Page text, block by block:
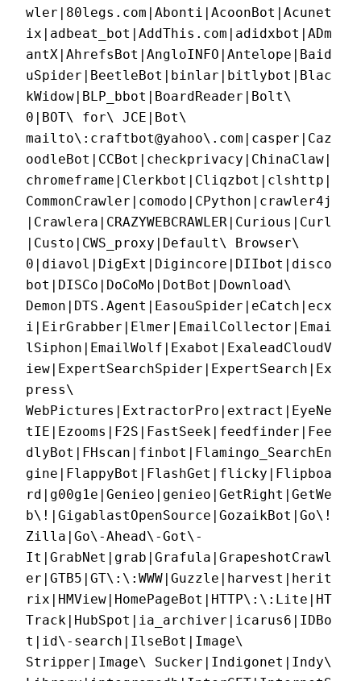
wler|80legs.com|Abonti|AcoonBot|Acunet
ix|adbeat_bot|AddThis.com|adidxbot|ADm
antX|AhrefsBot|AngloINFO|Antelope|Baid
uSpider|BeetleBot|binlar|bitlybot|Blac
kWidow|BLP_bbot|BoardReader|Bolt\
0|BOT\ for\ JCE|Bot\
mailto\:craftbot@yahoo\.com|casper|Caz
oodleBot|CCBot|checkprivacy|ChinaClaw|
chromeframe|Clerkbot|Cliqzbot|clshttp|
CommonCrawler|comodo|CPython|crawler4j
|Crawlera|CRAZYWEBCRAWLER|Curious|Curl
|Custo|CWS_proxy|Default\ Browser\
0|diavol|DigExt|Digincore|DIIbot|disco
bot|DISCo|DoCoMo|DotBot|Download\
Demon|DTS.Agent|EasouSpider|eCatch|ecx
i|EirGrabber|Elmer|EmailCollector|Emai
lSiphon|EmailWolf|Exabot|ExaleadCloudV
iew|ExpertSearchSpider|ExpertSearch|Ex
press\
WebPictures|ExtractorPro|extract|EyeNe
tIE|Ezooms|F2S|FastSeek|feedfinder|Fee
dlyBot|FHscan|finbot|Flamingo_SearchEn
gine|FlappyBot|FlashGet|flicky|Flipboa
rd|g00g1e|Genieo|genieo|GetRight|GetWe
b\!|GigablastOpenSource|GozaikBot|Go\!
Zilla|Go\-Ahead\-Got\-
It|GrabNet|grab|Grafula|GrapeshotCrawl
er|GTB5|GT\:\:WWW|Guzzle|harvest|herit
rix|HMView|HomePageBot|HTTP\:\:Lite|HT
Track|HubSpot|ia_archiver|icarus6|IDBo
t|id\-search|IlseBot|Image\
Stripper|Image\ Sucker|Indigonet|Indy\